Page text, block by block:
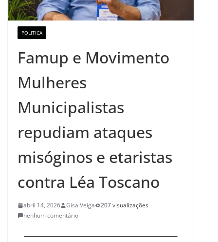
POLITICA
Famup e Movimento
Mulheres
Municipalistas
repudiam ataques
misóginos e etaristas
contra Léa Toscano
abril 14, 2026 Gisa Veiga
207 visualizações
nenhum comentário